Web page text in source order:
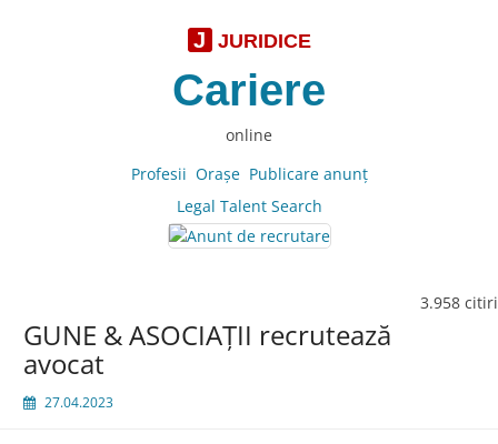
J JURIDICE
Cariere
online
Profesii Oraşe Publicare anunţ
Legal Talent Search
3.958 citiri
GUNE & ASOCIAŢII recrutează
avocat
27.04.2023